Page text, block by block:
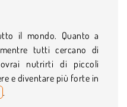
il mondo. Quanto a
tutti cercano di
nutrirti di piccoli
e diventare più forte in
.